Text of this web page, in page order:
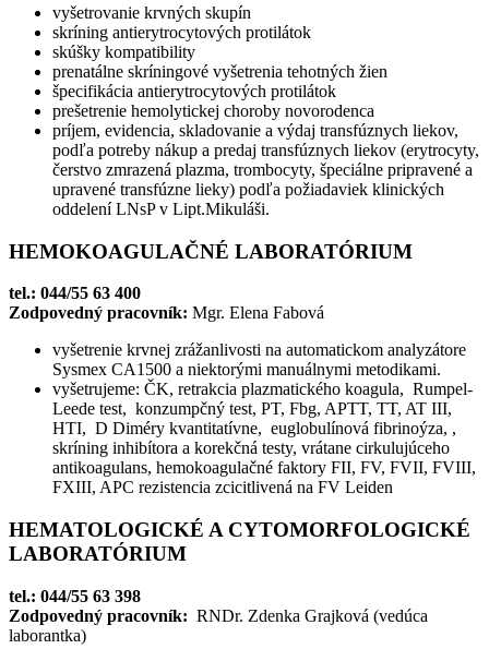
vyšetrovanie krvných skupín
skríning antierytrocytových protilátok
skúšky kompatibility
prenatálne skríningové vyšetrenia tehotných žien
špecifikácia antierytrocytových protilátok
prešetrenie hemolytickej choroby novorodenca
príjem, evidencia, skladovanie a výdaj transfúznych liekov,
podľa potreby nákup a predaj transfúznych liekov (erytrocyty,
čerstvo zmrazená plazma, trombocyty, špeciálne pripravené a
upravené transfúzne lieky) podľa požiadaviek klinických
oddelení LNsP v Lipt.Mikuláši.
HEMOKOAGULAČNÉ LABORATÓRIUM
tel.: 044/55 63 400
Zodpovedný pracovník: Mgr. Elena Fabová
vyšetrenie krvnej zrážanlivosti na automatickom analyzátore
Sysmex CA1500 a niektorými manuálnymi metodikami.
vyšetrujeme: ČK, retrakcia plazmatického koagula, Rumpel-
Leede test, konzumpčný test, PT, Fbg, APTT, TT, AT III,
HTI, D Diméry kvantitatívne, euglobulínová fibrinoýza, ,
skríning inhibítora a korekčná testy, vrátane cirkulujúceho
antikoagulans, hemokoagulačné faktory FII, FV, FVII, FVIII,
FXIII, APC rezistencia zcicitlivená na FV Leiden
HEMATOLOGICKÉ A CYTOMORFOLOGICKÉ
LABORATÓRIUM
tel.: 044/55 63 398
Zodpovedný pracovník: RNDr. Zdenka Grajková (vedúca
laborantka)